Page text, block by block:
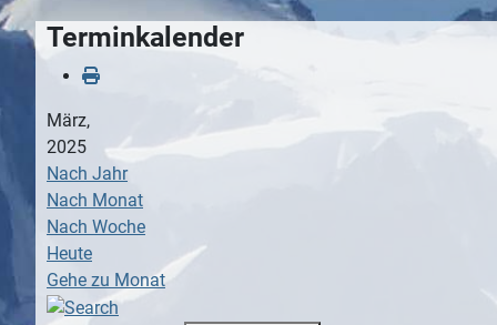
Terminkalender
März,
2025
Nach Jahr
Nach Monat
Nach Woche
Heute
Gehe zu Monat